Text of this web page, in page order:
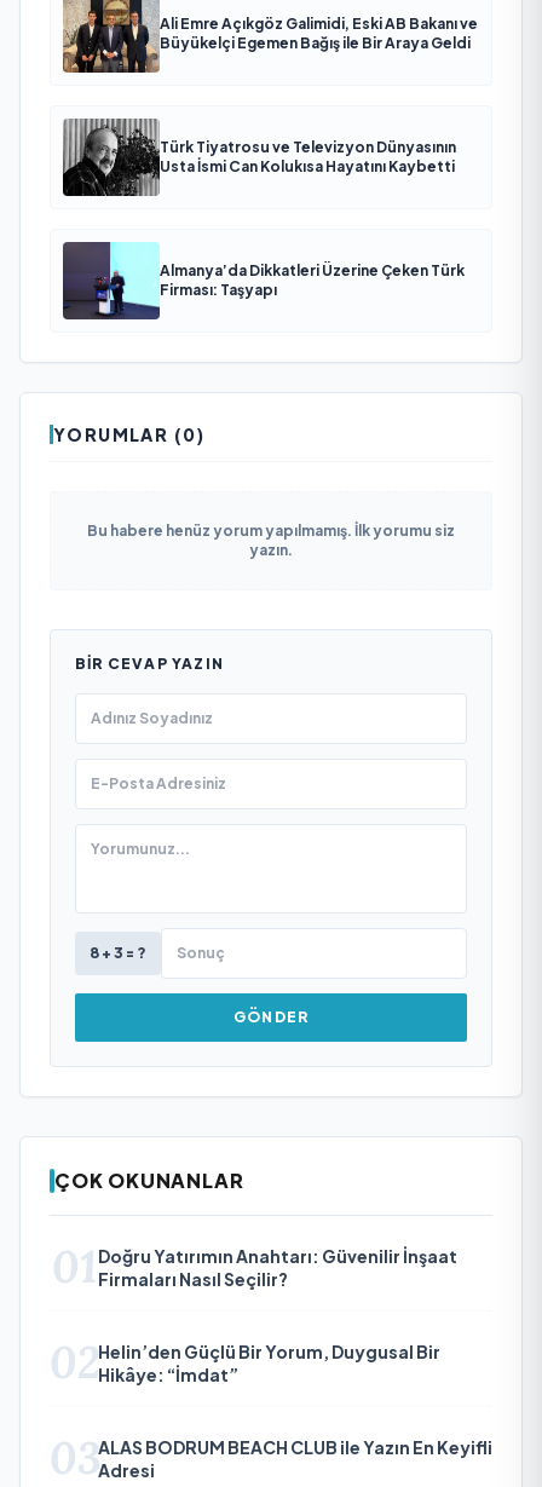
Ali Emre Açıkgöz Galimidi, Eski AB Bakanı ve
Büyükelçi Egemen Bağış ile Bir Araya Geldi
Türk Tiyatrosu ve Televizyon Dünyasının
Usta İsmi Can Kolukısa Hayatını Kaybetti
Almanya’da Dikkatleri Üzerine Çeken Türk
Firması: Taşyapı
YORUMLAR (0)
Bu habere henüz yorum yapılmamış. İlk yorumu siz
yazın.
BIR CEVAP YAZIN
8 + 3 = ?
GÖNDER
ÇOK OKUNANLAR
01 Doğru Yatırımın Anahtarı: Güvenilir İnşaat
Firmaları Nasıl Seçilir?
02Helin’den Güçlü Bir Yorum, Duygusal Bir
Hikâye: “İmdat”
03ALAS BODRUM BEACH CLUB ile Yazın En Keyifli
Adresi